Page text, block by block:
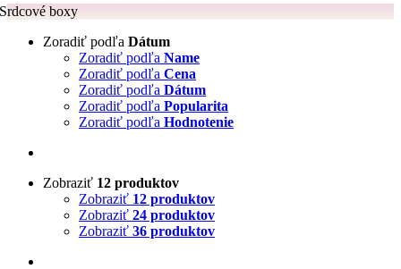
Srdcové boxy
Zoradiť podľa Dátum
Zoradiť podľa Name
Zoradiť podľa Cena
Zoradiť podľa Dátum
Zoradiť podľa Popularita
Zoradiť podľa Hodnotenie
Zobraziť 12 produktov
Zobraziť 12 produktov
Zobraziť 24 produktov
Zobraziť 36 produktov